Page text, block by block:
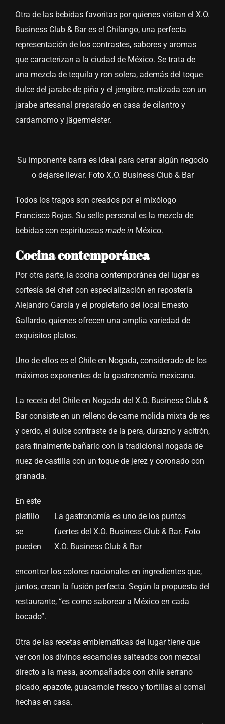
Otra de las bebidas favoritas por quienes visitan el X.O.
Business Club & Bar es el Chilango, una perfecta
representación de los contrastes, sabores y aromas
que caracterizan a la ciudad de México. Se trata de
una mezcla de tequila y ron solera, además del toque
dulce del jarabe de piña y el jengibre, matizada con un
jarabe artesanal preparado en casa de cilantro y
cardamomo y jägermeister.
Su imponente barra es ideal para cerrar algún negocio
o dejarse llevar. Foto X.O. Business Club & Bar
Todos los tragos son creados por el mixólogo
Francisco Rojas. Su sello personal es la mezcla de
bebidas con espirituosas made in México.
Cocina contemporánea
Por otra parte, la cocina contemporánea del lugar es
cortesía del chef con especialización en repostería
Alejandro García y el propietario del local Ernesto
Gallardo, quienes ofrecen una amplia variedad de
exquisitos platos.
Uno de ellos es el Chile en Nogada, considerado de los
máximos exponentes de la gastronomía mexicana.
La receta del Chile en Nogada del X.O. Business Club &
Bar consiste en un relleno de carne molida mixta de res
y cerdo, el dulce contraste de la pera, durazno y acitrón,
para finalmente bañarlo con la tradicional nogada de
nuez de castilla con un toque de jerez y coronado con
granada.
La gastronomía es uno de los puntos
fuertes del X.O. Business Club & Bar. Foto
X.O. Business Club & Bar
En este
platillo
se
pueden
encontrar los colores nacionales en ingredientes que,
juntos, crean la fusión perfecta. Según la propuesta del
restaurante, “es como saborear a México en cada
bocado”.
Otra de las recetas emblemáticas del lugar tiene que
ver con los divinos escamoles salteados con mezcal
directo a la mesa, acompañados con chile serrano
picado, epazote, guacamole fresco y tortillas al comal
hechas en casa.